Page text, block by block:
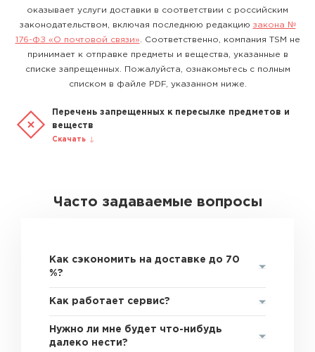
оказывает услуги доставки в соответствии с российским
законодательством, включая последнюю редакцию закона №
176-ФЗ «О почтовой связи» . Соответственно, компания TSM не
принимает к отправке предметы и вещества, указанные в
списке запрещенных. Пожалуйста, ознакомьтесь с полным
списком в файле PDF, указанном ниже.
Перечень запрещенных к пересылке предметов и
веществ
Скачать
Часто задаваемые вопросы
Как сэкономить на доставке до 70
%?
Как работает сервис?
Нужно ли мне будет что-нибудь
далеко нести?